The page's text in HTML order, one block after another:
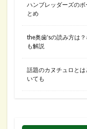
ハンブレッダーズの
とめ
the奥歯’sの読み方は
も解説
話題のカヌチュロと
いても